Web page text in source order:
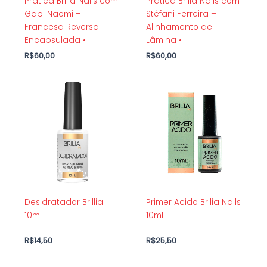
Gabi Naomi –
Francesa Reversa
Encapsulada •
R$60,00
Stéfani Ferreira –
Alinhamento de
Lâmina •
R$60,00
Desidratador Brillia
10ml
R$14,50
Primer Acido Brilia Nails
10ml
R$25,50